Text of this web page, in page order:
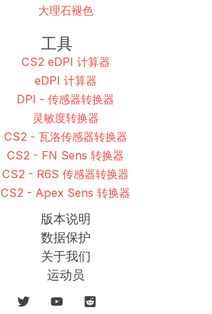
大理石褪色
工具
CS2 eDPI 计算器
eDPI 计算器
DPI - 传感器转换器
灵敏度转换器
CS2 - 瓦洛传感器转换器
CS2 - FN Sens 转换器
CS2 - R6S 传感器转换器
CS2 - Apex Sens 转换器
版本说明
数据保护
关于我们
运动员